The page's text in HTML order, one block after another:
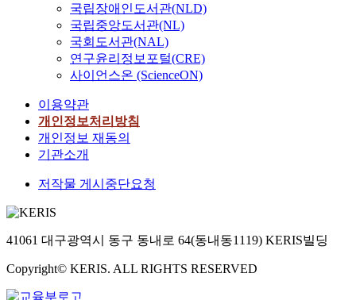
국립장애인도서관(NLD)
국립중앙도서관(NL)
국회도서관(NAL)
연구윤리정보포털(CRE)
사이언스온 (ScienceON)
이용약관
개인정보처리방침
개인정보 재동의
기관소개
저작물 게시중단요청
41061 대구광역시 동구 동내로 64(동내동1119) KERIS빌딩
Copyright© KERIS. ALL RIGHTS RESERVED